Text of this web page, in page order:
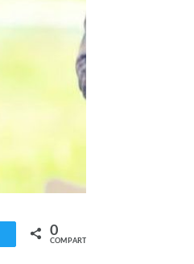
Twittear 0
COMPARTIR